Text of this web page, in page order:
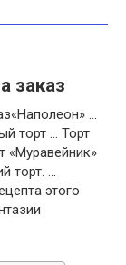
заказ
…
торт … Торт
«Муравейник»
торт. …
этого